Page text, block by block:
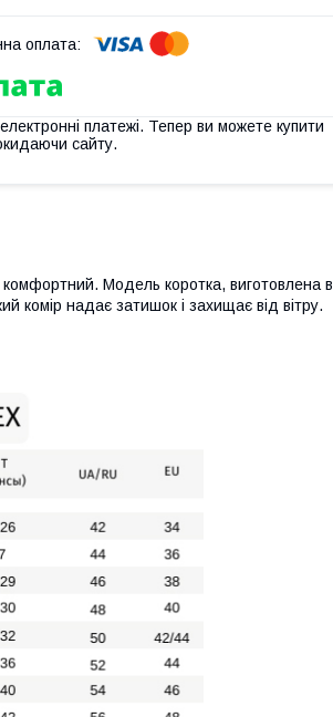
платежі. Тепер ви можете купити
сайту.
Модель коротка, виготовлена в
комір надає затишок і захищає від вітру.